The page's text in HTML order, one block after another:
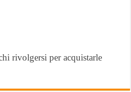
rivolgersi per acquistarle